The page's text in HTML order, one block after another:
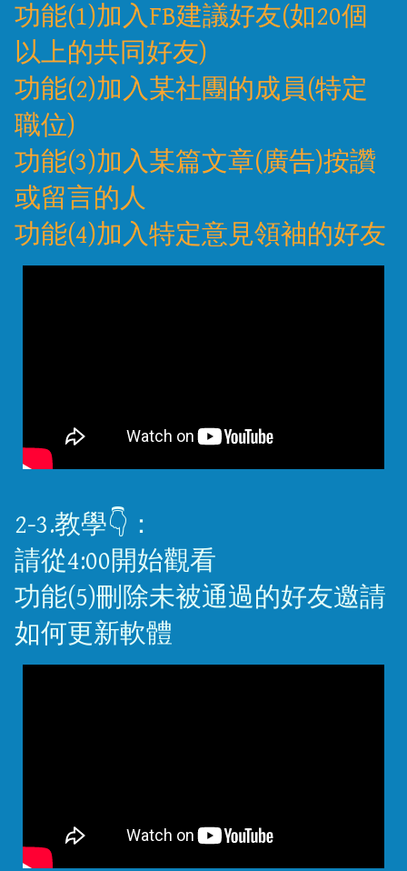
功能(1)加入FB建議好友(如20個
以上的共同好友)
功能(2)加入某社團的成員(特定
職位)
功能(3)加入某篇文章(廣告)按讚
或留言的人
功能(4)加入特定意見領袖的好友
2-3.教學👇：
請從4:00開始觀看
功能(5)刪除未被通過的好友邀請
如何更新軟體